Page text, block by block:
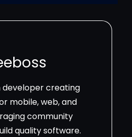
creating
mobile, web, and
community
quality software.